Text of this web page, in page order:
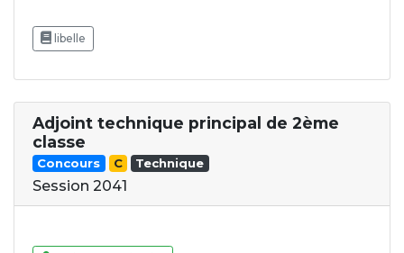
libelle
Adjoint technique principal de 2ème
classe
Concours C Technique
Session 2041